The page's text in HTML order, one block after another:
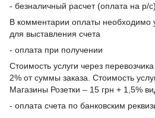
- безналичный расчет (оплата на р/с)
В комментарии оплаты необходимо
для выставления счета
- оплата при получении
Стоимость услуги через
2% от суммы заказа. Стоимость
Магазины Розетки – 15 грн + 1,5%
- оплата счета по банковским